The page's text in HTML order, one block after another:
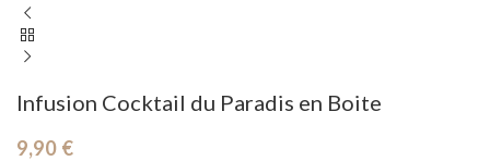
Infusion Cocktail du Paradis en Boite
9,90 €